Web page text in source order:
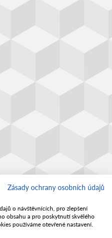
Zásady ochrany osobních údajů
o návštěvnících, pro zlepšení
obsahu a pro poskytnutí skvělého
používáme otevřené nastavení.